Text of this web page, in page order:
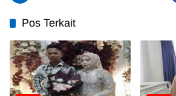
Pos Terkait